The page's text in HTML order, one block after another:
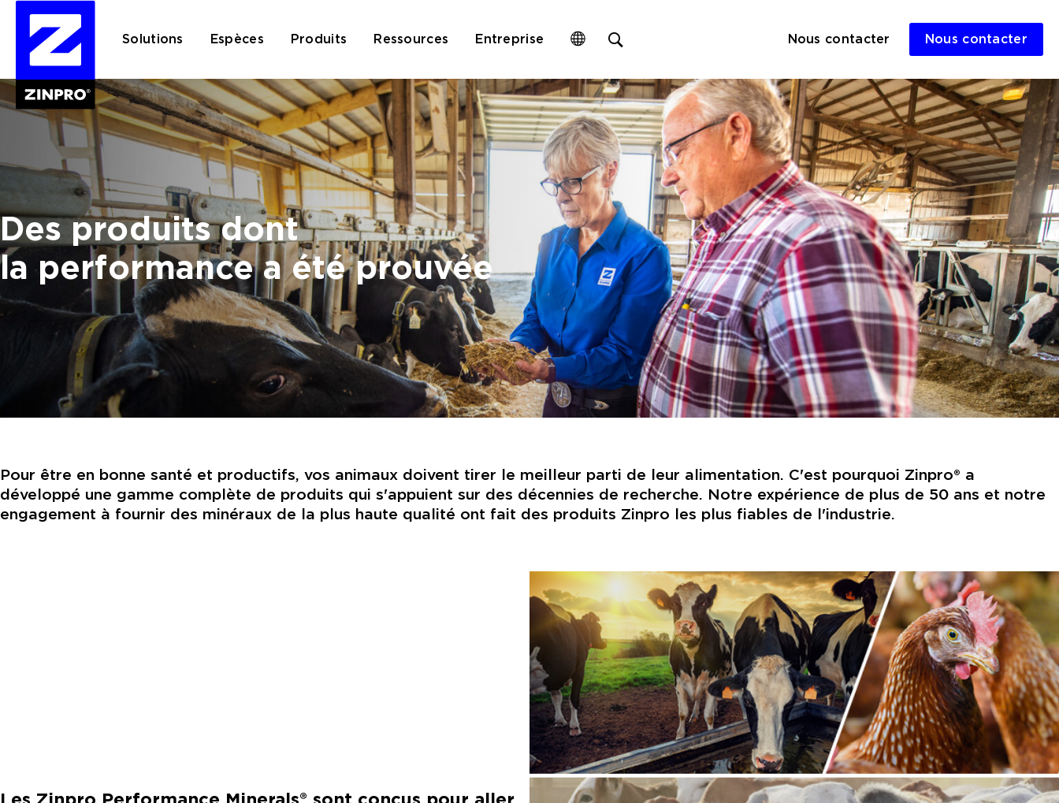
Solutions Espèces Produits Ressources Entreprise
search
form
Nous contacter Nous contacter
Rechercher :
Des produits dont
la performance a été prouvée
Pour être en bonne santé et productifs, vos animaux doivent tirer le meilleur parti de leur alimentation. C'est pourquoi Zinpro® a
développé une gamme complète de produits qui s'appuient sur des décennies de recherche. Notre expérience de plus de 50 ans et notre
engagement à fournir des minéraux de la plus haute qualité ont fait des produits Zinpro les plus fiables de l'industrie.
Les Zinpro Performance Minerals® sont conçus pour aller